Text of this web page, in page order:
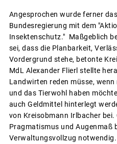
Angesprochen wurde ferner
Bundesregierung mit dem
Insektenschutz." Maßgeblich
sei, dass die Planbarkeit,
Vordergrund stehe, betonte
MdL Alexander Flierl stellte
Landwirten reden müsse,
und das Tierwohl haben
auch Geldmittel hinterlegt
von Kreisobmann Irlbacher
Pragmatismus und Augenmaß
Verwaltungsvollzug